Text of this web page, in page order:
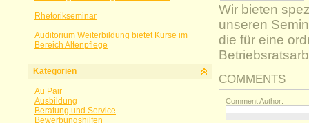
Rhetorikseminar
Auditorium Weiterbildung bietet Kurse im
Bereich Altenpflege
Kategorien
Au Pair
Ausbildung
Beratung und Service
Bewerbungshilfen
Wir bieten
unseren
die für eine
COMMENTS
Comment Author: